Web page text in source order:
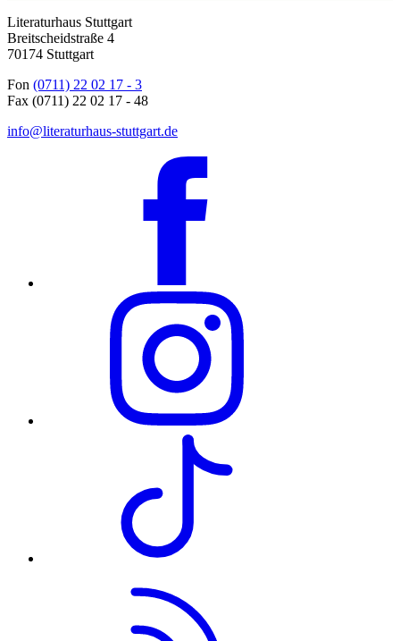
Literaturhaus Stuttgart
Breitscheidstraße 4
70174 Stuttgart
Fon (0711) 22 02 17 - 3
Fax (0711) 22 02 17 - 48
info@literaturhaus-stuttgart.de